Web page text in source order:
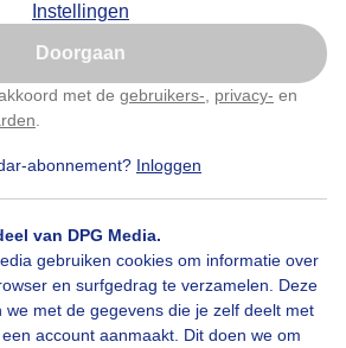
Instellingen
Doorgaan
met de gebruikers- privacy- en
abonnement? Inloggen
van DPG Media.
gebruiken cookies om informatie over
en surfgedrag te verzamelen. Deze
we met de gegevens die je zelf deelt met
account aanmaakt. Dit doen we om
en enkele wolkjes, verder is te
tijdstip foto 12.34
30-05-2026, 43x bekeken
niet, misschien later
om dit aan te passen